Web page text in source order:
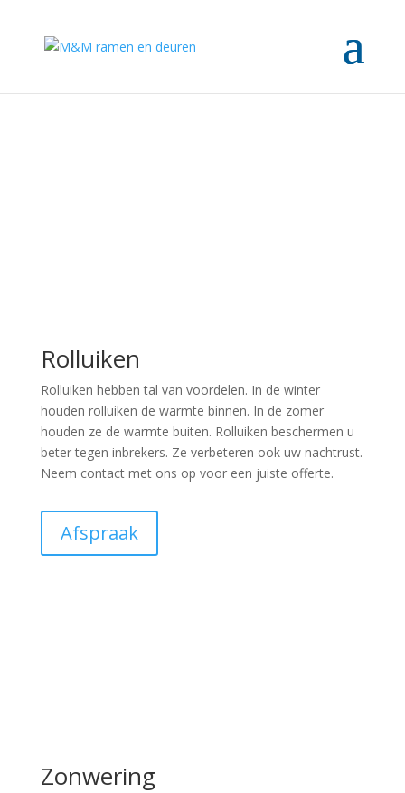
Rolluiken
Rolluiken hebben tal van voordelen. In de winter
houden rolluiken de warmte binnen. In de zomer
houden ze de warmte buiten. Rolluiken beschermen u
beter tegen inbrekers. Ze verbeteren ook uw nachtrust.
Neem contact met ons op voor een juiste offerte.
Afspraak
Zonwering